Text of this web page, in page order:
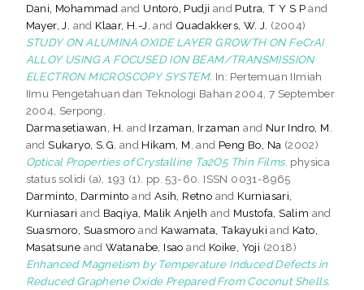
Dani, Mohammad and Untoro, Pudji and Putra, T Y S Pand
Mayer, J. and Klaar, H.-J. and Quadakkers, W. J. (2004)
STUDY ON ALUMINA OXIDE LAYER GROWTH ON FeCrAI
ALLOY USING A FOCUSED ION BEAM/TRANSMISSION
ELECTRON MICROSCOPY SYSTEM. In: Pertemuan IImiah
IImu Pengetahuan dan Teknologi Bahan 2004, 7 September
2004, Serpong.
Darmasetiawan, H. and Irzaman, Irzaman and Nur Indro, M.
andSukaryo, S.G. and Hikam, M. and Peng Bo, Na (2002)
Optical Properties of Crystalline Ta2O5 Thin Films. physica
status solidi (a), 193 (1). pp. 53-60. ISSN 0031-8965
Darminto, Darminto and Asih, Retno and Kurniasari,
Kurniasari and Baqiya, Malik Anjelh and Mustofa, Salim and
Suasmoro, Suasmoro and Kawamata, Takayuki and Kato,
Masatsune andWatanabe, Isao and Koike, Yoji (2018)
Enhanced Magnetism by Temperature Induced Defects in
Reduced Graphene Oxide Prepared From Coconut Shells.